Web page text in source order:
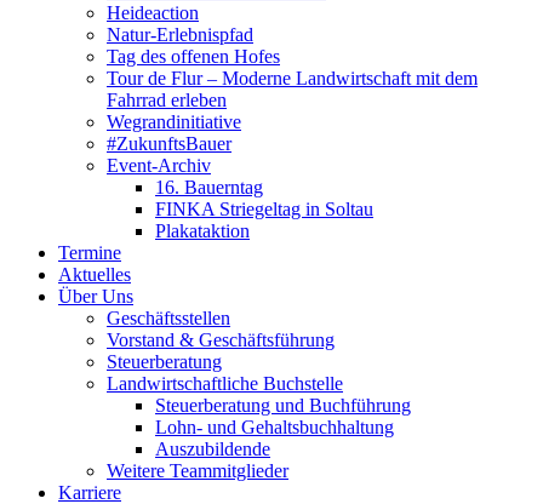
Heideaction
Natur-Erlebnispfad
Tag des offenen Hofes
Tour de Flur – Moderne Landwirtschaft mit dem
Fahrrad erleben
Wegrandinitiative
#ZukunftsBauer
Event-Archiv
16. Bauerntag
FINKA Striegeltag in Soltau
Plakataktion
Termine
Aktuelles
Über Uns
Geschäftsstellen
Vorstand & Geschäftsführung
Steuerberatung
Landwirtschaftliche Buchstelle
Steuerberatung und Buchführung
Lohn- und Gehaltsbuchhaltung
Auszubildende
Weitere Teammitglieder
Karriere